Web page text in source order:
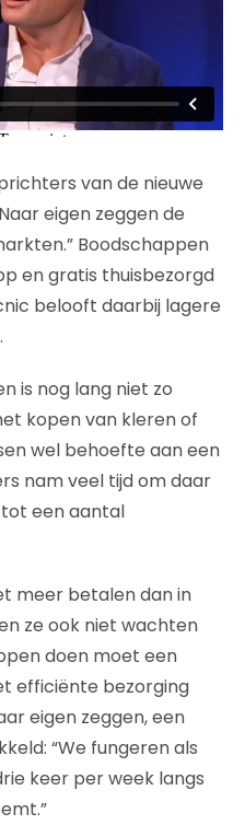
van de nieuwe
eigen zeggen de
Boodschappen
en gratis thuisbezorgd
belooft daarbij lagere
is nog lang niet zo
kopen van kleren of
wel behoefte aan een
nam veel tijd om daar
tot een aantal
meer betalen dan in
ze ook niet wachten
doen moet een
efficiënte bezorging
eigen zeggen, een
“We fungeren als
keer per week langs